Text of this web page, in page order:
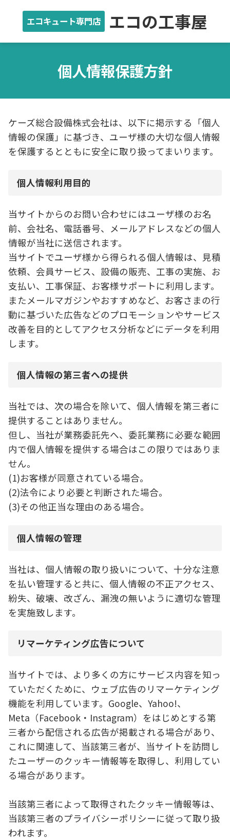
エコキュート専門店 エコの工事屋
個人情報保護方針
ケーズ総合設備株式会社は、以下に掲示する「個人
情報の保護」に基づき、ユーザ様の大切な個人情報
を保護するとともに安全に取り扱ってまいります。
個人情報利用目的
当サイトからのお問い合わせにはユーザ様のお名
前、会社名、電話番号、メールアドレスなどの個人
情報が当社に送信されます。
当サイトでユーザ様から得られる個人情報は、見積
依頼、会員サービス、設備の販売、工事の実施、お
支払い、工事保証、お客様サポートに利用します。
またメールマガジンやおすすめなど、お客さまの行
動に基づいた広告などのプロモーションやサービス
改善を目的としてアクセス分析などにデータを利用
します。
個人情報の第三者への提供
当社では、次の場合を除いて、個人情報を第三者に
提供することはありません。
但し、当社が業務委託先へ、委託業務に必要な範囲
内で個人情報を提供する場合はこの限りではありま
せん。
(1)お客様が同意されている場合。
(2)法令により必要と判断された場合。
(3)その他正当な理由のある場合。
個人情報の管理
当社は、個人情報の取り扱いについて、十分な注意
を払い管理すると共に、個人情報の不正アクセス、
紛失、破壊、改ざん、漏洩の無いように適切な管理
を実施致します。
リマーケティング広告について
当サイトでは、より多くの方にサービス内容を知っ
ていただくために、ウェブ広告のリマーケティング
機能を利用しています。Google、Yahoo!、
Meta（Facebook・Instagram）をはじめとする第
三者から配信される広告が掲載される場合があり、
これに関連して、当該第三者が、当サイトを訪問し
たユーザーのクッキー情報等を取得し、利用してい
る場合があります。
当該第三者によって取得されたクッキー情報等は、
当該第三者のプライバシーポリシーに従って取り扱
われます。